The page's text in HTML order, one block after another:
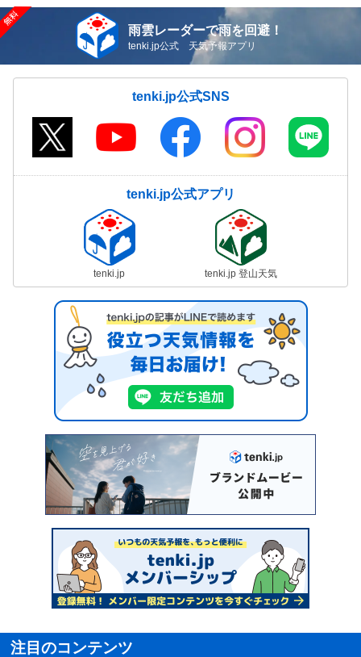
雨雲レーダーで雨を回避！
tenki.jp公式 天気予報アプリ
tenki.jp公式SNS
tenki.jp公式アプリ
tenki.jp tenki.jp 登山天気
注目のコンテンツ